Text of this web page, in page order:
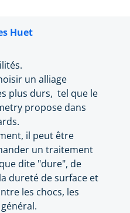
Huet
un alliage
plus durs, tel que le
propose dans
il peut être
un traitement
dite "dure", de
dureté de surface et
les chocs, les